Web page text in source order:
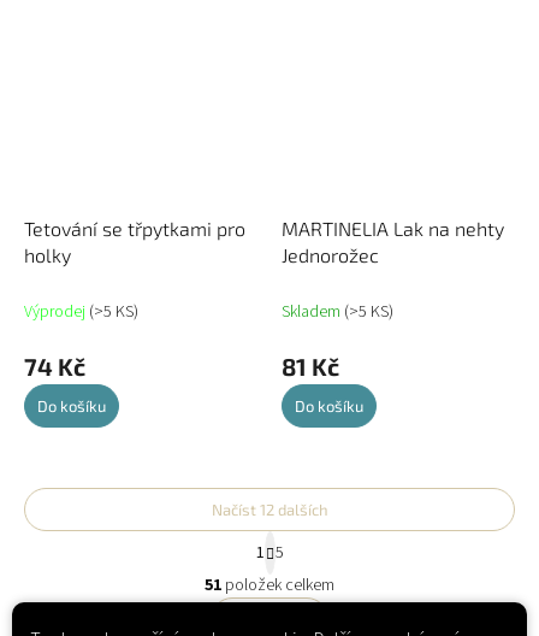
Tetování se třpytkami pro
holky
Výprodej (>5 KS)
74 Kč
Do košíku
MARTINELIA Lak na nehty
Jednorožec
Skladem (>5 KS)
81 Kč
Do košíku
O
v
Načíst 12 dalších
t
r
á
1 5
51 položek celkem